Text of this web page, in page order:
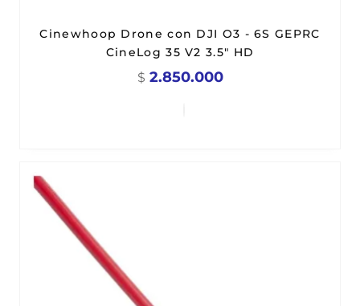
Cinewhoop Drone con DJI O3 - 6S GEPRC
CineLog 35 V2 3.5" HD
$ 2.850.000